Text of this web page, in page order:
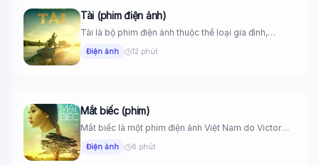
Tài (phim điện ảnh)
Tài là bộ phim điện ảnh thuộc thể loại gia đình,
Điện ảnh 12 phút
Mắt biếc (phim)
Mắt biếc là một phim điện ảnh Việt Nam do Victor
Điện ảnh 6 phút